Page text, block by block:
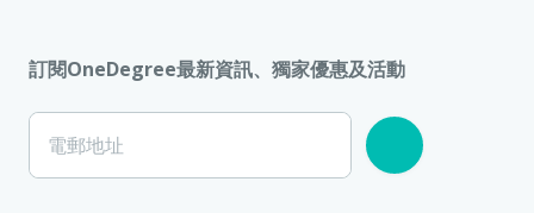
訂閱OneDegree最新資訊、獨家優惠及活動
電郵地址